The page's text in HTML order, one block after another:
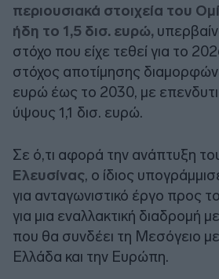
περιουσιακά στοιχεία του
ήδη το 1,5 δισ. ευρώ,
στόχο που είχε τεθεί για το
στόχος αποτίμησης
ευρώ έως το 2030, με
ύψους 1,1 δισ. ευρώ.
Σε ό,τι αφορά την ανάπτυξη
Ελευσίνας, ο ίδιος
για ανταγωνιστικό έργο προς
για μια εναλλακτική
που θα συνδέει τη Μεσόγειο
Ελλάδα και την Ευρώπη.